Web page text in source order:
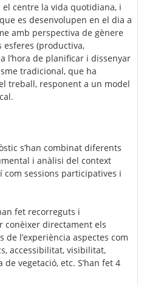
el centre la vida quotidiana, i
es desenvolupen en el dia a
amb perspectiva de gènere
esferes (productiva,
l’hora de planificar i dissenyar
tradicional, que ha
treball, responent a un model
s’han combinat diferents
i anàlisi del context
sessions participatives i
fet recorreguts i
conèixer directament els
l’experiència aspectes com
accessibilitat, visibilitat,
vegetació, etc. S’han fet 4